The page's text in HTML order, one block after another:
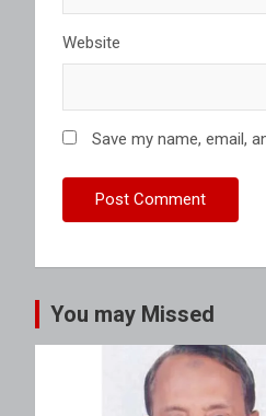
Website
Save my name, email,
You may Missed